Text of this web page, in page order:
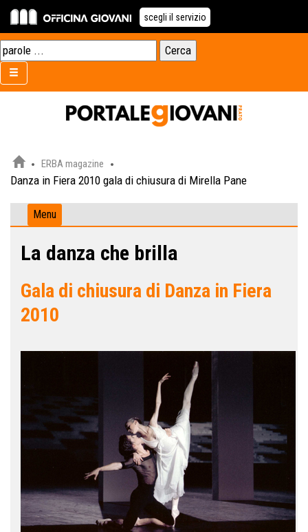
scegli il servizio
ERBA magazine
Danza in Fiera 2010 gala di chiusura di Mirella Pane
Menu
La danza che brilla
Gala di chiusura di Danza in Fiera
2010